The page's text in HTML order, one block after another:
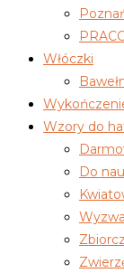
Włóczki
Wzory do
Do